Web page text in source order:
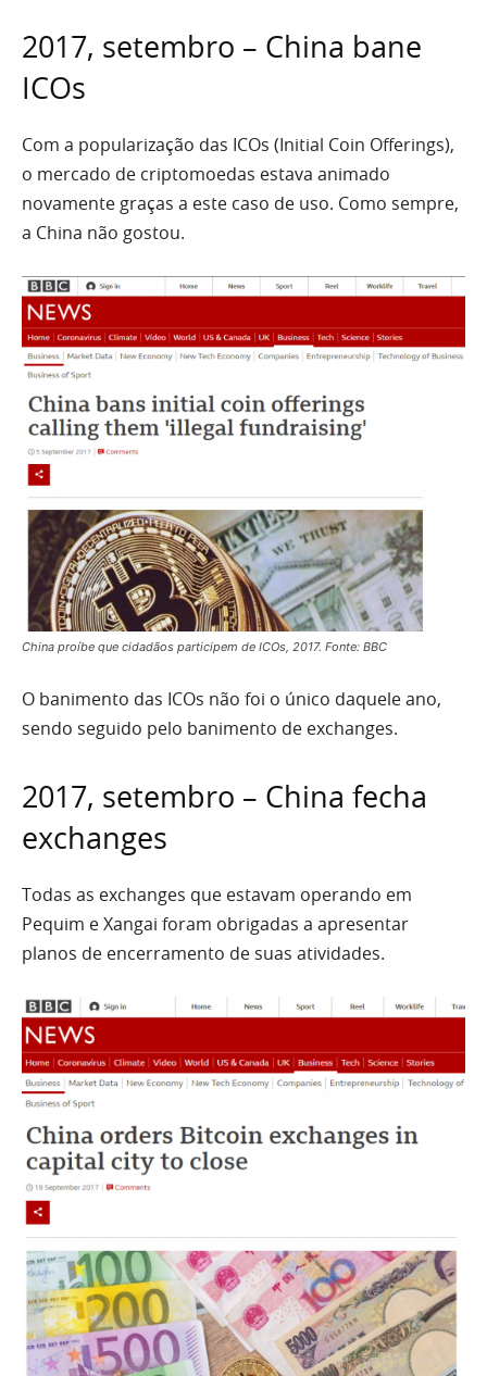
2017, setembro – China bane
ICOs
Com a popularização das ICOs (Initial Coin Offerings),
o mercado de criptomoedas estava animado
novamente graças a este caso de uso. Como sempre,
a China não gostou.
China proíbe que cidadãos participem de ICOs, 2017. Fonte: BBC
O banimento das ICOs não foi o único daquele ano,
sendo seguido pelo banimento de exchanges.
2017, setembro – China fecha
exchanges
Todas as exchanges que estavam operando em
Pequim e Xangai foram obrigadas a apresentar
planos de encerramento de suas atividades.